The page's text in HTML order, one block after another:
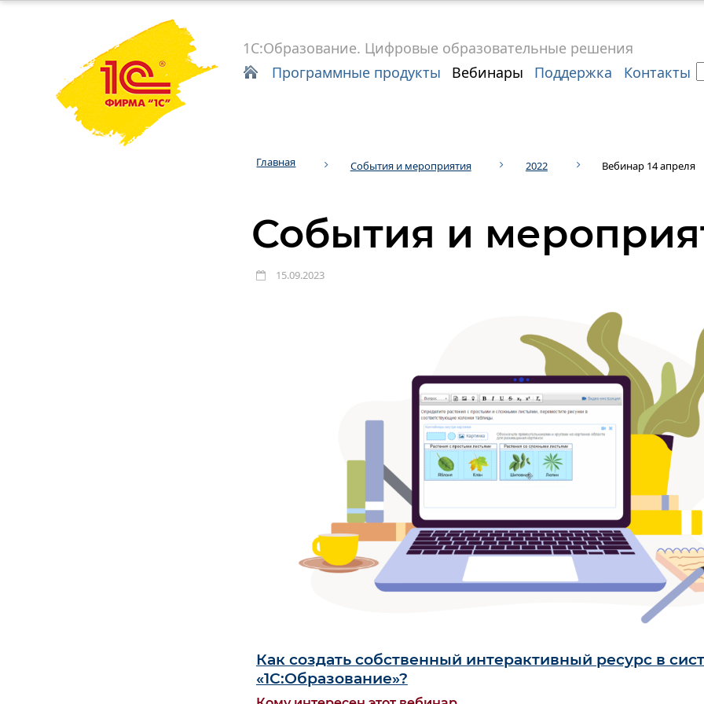
1С:Образование. Цифровые образовательные решения
Программные продукты
Вебинары Поддержка Контакты
Главная События и мероприятия 2022 Вебинар 14 апреля
События и
15.09.2023
Как создать собственный интерактивный ресурс в
«1С:Образование»?